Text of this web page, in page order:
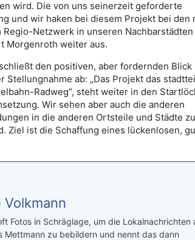
wird. Die von uns seinerzeit geforderte
und wir haken bei diesem Projekt bei den
Netzwerk in unseren Nachbarstädten
Morgenroth weiter aus.
den positiven, aber fordernden Blick
Stellungnahme ab: „Das Projekt das
Radweg“, steht weiter in den
Wir sehen aber auch die anderen
in die anderen Ortsteile und Städte zu
Ziel ist die Schaffung eines lückenlosen,
Volkmann
Fotos in Schräglage, um die Lokalnachrichten
Mettmann zu bebildern und nennt das dann